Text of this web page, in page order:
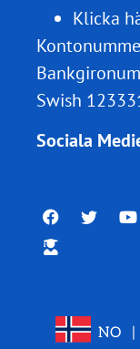
Klicka
Swish
Sociala
NO